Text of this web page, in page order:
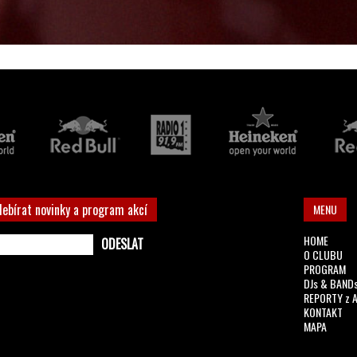
novinky a program akcí
MENU
HOME
O CLUBU
PROGRAM
DJs &
REPORTY z
KONTAKT
MAPA